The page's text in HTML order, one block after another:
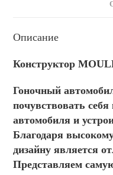
Описание
Конструктор
Гоночный
почувствовать
автомобиля и
Благодаря
дизайну является
Представляем